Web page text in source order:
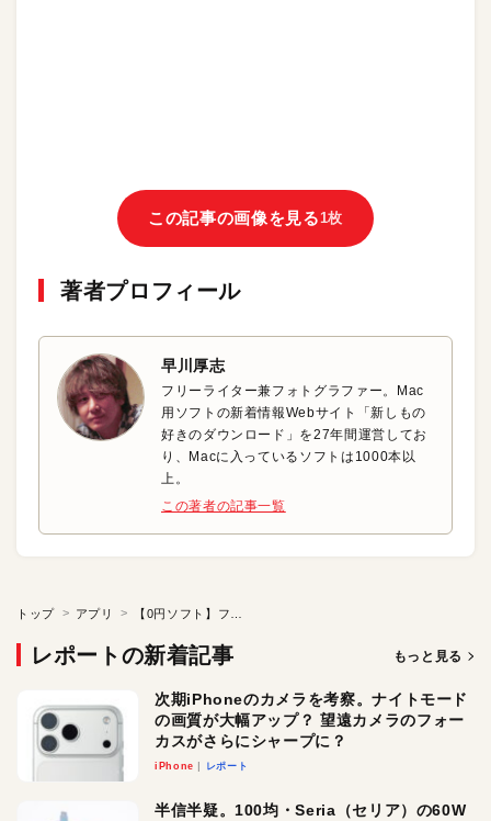
この記事の画像を見る1枚
著者プロフィール
早川厚志
フリーライター兼フォトグラファー。Mac
用ソフトの新着情報Webサイト「新しもの
好きのダウンロード」を27年間運営してお
り、Macに入っているソフトは1000本以
上。
この著者の記事一覧
トップ アプリ 【0円ソフト】フォルダを3つ置いた「疑似デスクトップ」
レポートの新着記事 もっと見る
次期iPhoneのカメラを考察。ナイトモード
の画質が大幅アップ？ 望遠カメラのフォー
カスがさらにシャープに？
iPhone レポート
半信半疑。100均・Seria（セリア）の60W